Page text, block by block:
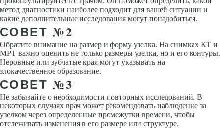
метод диагностики наиболее подходит для вашей ситуации и
какие дополнительные исследования могут понадобиться.
СОВЕТ №2
Обратите внимание на размер и форму узелка. На снимках КТ и
МРТ важно оценить не только размеры узелка, но и его контуры.
Неровные или зубчатые края могут указывать на
злокачественное образование.
СОВЕТ №3
Не забывайте о необходимости повторных исследований. В
некоторых случаях врач может рекомендовать наблюдение за
узелком через определенные промежутки времени, чтобы
отслеживать изменения в его размере или структуре.